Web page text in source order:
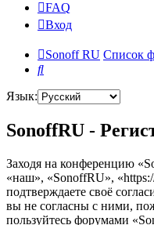
FAQ
Вход
Sonoff RU Список
Поиск
Язык:
SonoffRU -
Заходя на конференцию
«наш», «SonoffRU»,
подтверждаете своё
вы не согласны с ними,
пользуйтесь форумами